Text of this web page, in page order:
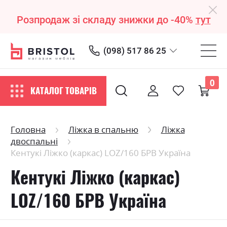
Розпродаж зі складу знижки до -40% тут
(098) 517 86 25
КАТАЛОГ ТОВАРІВ
0
Головна Ліжка в спальню
Ліжка
двоспальні
Кентукі Ліжко (каркас) LOZ/160 БРВ Україна
Кентукі Ліжко (каркас)
LOZ/160 БРВ Україна